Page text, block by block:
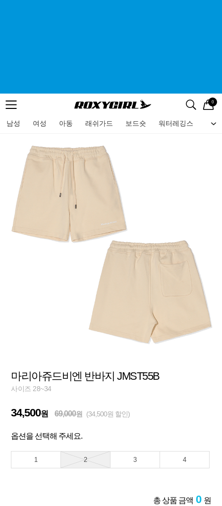
메뉴 검색
로고 0
남성 여성 아동 래쉬가드 보드숏 워터레깅스 비
메뉴
마리아쥬드비엔 반바지 JMST55B
사이즈 28~34
34,500원 69,000원 (34,500원 할인)
옵션을 선택해 주세요.
1 2 3 4
총 상품 금액 0 원